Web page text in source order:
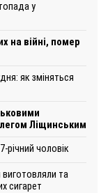
у
на війні, помер
як зміняться
Ліщинським
річний чоловік
виготовляли та
сигарет